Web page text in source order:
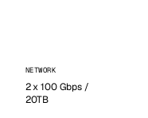
NETWORK
2 x 100 Gbps /
20TB